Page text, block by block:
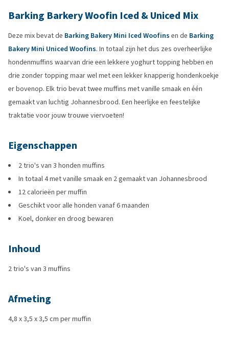
Barking Barkery Woofin Iced & Uniced Mix
Deze mix bevat de Barking Bakery Mini Iced Woofins en de Barking
Bakery Mini Uniced Woofins. In totaal zijn het dus zes overheerlijke
hondenmuffins waarvan drie een lekkere yoghurt topping hebben en
drie zonder topping maar wel met een lekker knapperig hondenkoekje
er bovenop. Elk trio bevat twee muffins met vanille smaak en één
gemaakt van luchtig Johannesbrood. Een heerlijke en feestelijke
traktatie voor jouw trouwe viervoeten!
Eigenschappen
2 trio's van 3 honden muffins
In totaal 4 met vanille smaak en 2 gemaakt van Johannesbrood
12 calorieën per muffin
Geschikt voor alle honden vanaf 6 maanden
Koel, donker en droog bewaren
Inhoud
2 trio's van 3 muffins
Afmeting
4,8 x 3,5 x 3,5 cm per muffin